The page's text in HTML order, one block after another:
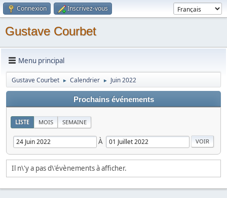
Connexion Inscrivez-vous
Gustave Courbet
Menu principal
Gustave Courbet ► Calendrier ► Juin 2022
Prochains événements
LISTE MOIS SEMAINE
À
Il n\'y a pas d\'évènements à afficher.